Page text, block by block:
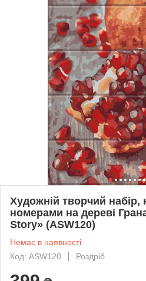
Художній творчий набір,
номерами на дереві
Story» (ASW120)
Немає в наявності
Код: ASW120
Роздріб